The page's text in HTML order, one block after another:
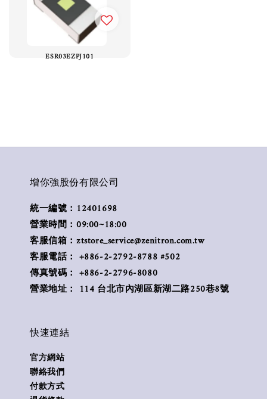
ESR03EZPJ101
增你強股份有限公司
統一編號：12401698
營業時間：09:00~18:00
客服信箱：ztstore_service@zenitron.com.tw
客服電話： +886-2-2792-8788 #502
傳真號碼： +886-2-2796-8080
營業地址： 114 台北市內湖區新湖二路250巷8號
快速連結
官方網站
聯絡我們
付款方式